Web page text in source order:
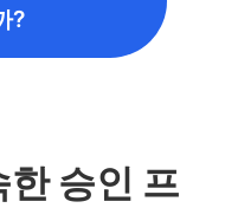
?
승인 프